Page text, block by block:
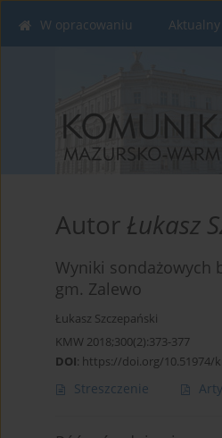
W opracowaniu
Autor Łukasz
Wyniki sondażowych
gm. Zalewo
Łukasz Szczepański
KMW 2018;300(2):373-377
DOI: https://doi.org/10.51974/
Streszczenie